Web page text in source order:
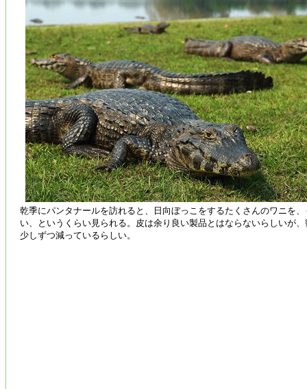
乾季にパンタナールを訪れると、日向ぼっこをするたくさんのワニを、
い、というくらい見られる。皮は余り良い製品とはならないらしいが
少しずつ減っているらしい。